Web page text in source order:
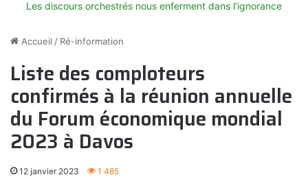
Les discours orchestrés nous enferment dans l’ignorance
Accueil / Ré-information
Liste des comploteurs
confirmés à la réunion annuelle
du Forum économique mondial
2023 à Davos
12 janvier 2023 1 485